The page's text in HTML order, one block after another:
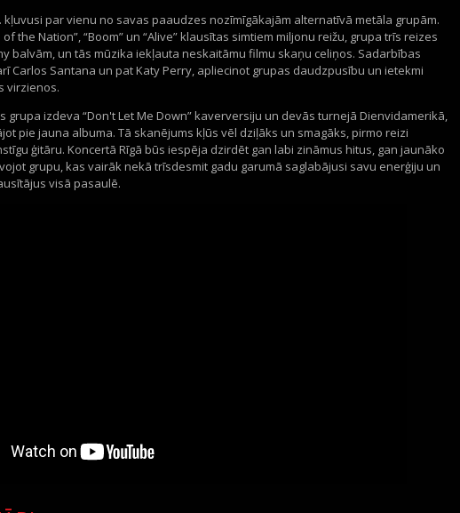
kļuvusi par vienu no savas paaudzes nozīmīgākajām alternatīvā metāla grupām.
ofthe Nation”,“Boom”un “Alive”klausītas simtiem miljonu reižu, grupa trīs reizes
balvām, un tās mūzika iekļauta neskaitāmu filmu skaņu celiņos. Sadarbības
Carlos Santana un patKatyPerry, apliecinot grupas daudzpusību un ietekmi
virzienos.
grupa izdeva “Don'tLetMe Down”kaverversiju un devās turnejā Dienvidamerikā,
pie jauna albuma. Tā skanējums kļūs vēl dziļāks un smagāks, pirmo reizi
ģitāru. Koncertā Rīgā būs iespēja dzirdēt gan labi zināmus hitus, gan jaunāko
grupu, kas vairāk nekā trīsdesmit gadu garumā saglabājusi savu enerģiju un
visā pasaulē.